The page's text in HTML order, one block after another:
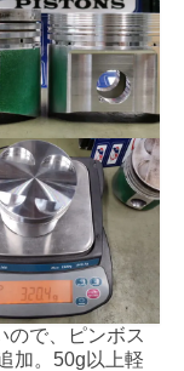
ので、ピンボス
加。50g以上軽